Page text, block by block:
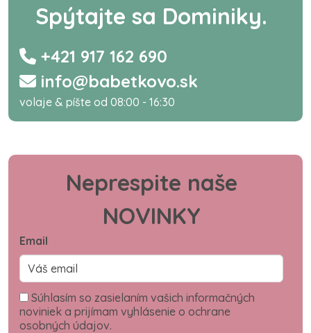
Spýtajte sa Dominiky.
+421 917 162 690
info@babetkovo.sk
volaje & píšte od 08:00 - 16:30
Neprespite naše
NOVINKY
Email
Súhlasím so zasielaním vašich informačných
noviniek a prijímam vyhlásenie o ochrane
osobných údajov.